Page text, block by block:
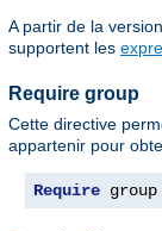
A partir de la
supportent les
Require group
Cette directive
appartenir pour
Require group